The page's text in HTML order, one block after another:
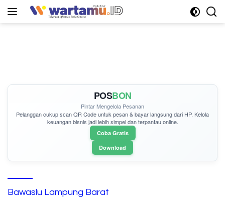
POSBON
Pintar Mengelola Pesanan
Pelanggan cukupscan QR Codeuntuk pesan & bayar langsung dari HP. Kelola
keuangan bisnis jadi lebih simpel dan terpantau online.
Coba Gratis
Download
Bawaslu Lampung Barat